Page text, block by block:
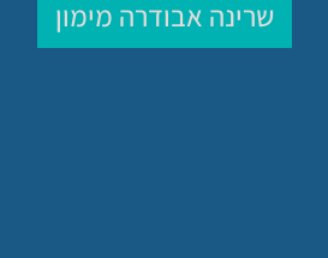
שרינה אבודרה מימון